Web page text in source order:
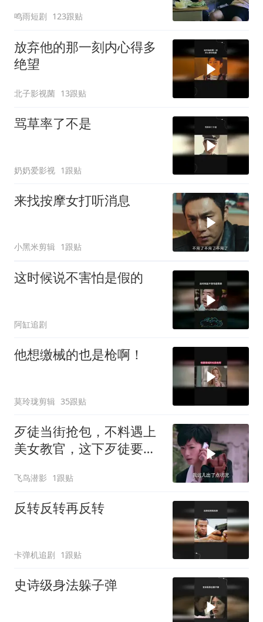
鸣雨短剧 123跟贴
放弃他的那一刻内心得多
绝望
北子影视菌 13跟贴
骂草率了不是
奶奶爱影视 1跟贴
来找按摩女打听消息
小黑米剪辑 1跟贴
这时候说不害怕是假的
阿缸追剧
他想缴械的也是枪啊！
莫玲珑剪辑 35跟贴
歹徒当街抢包，不料遇上
美女教官，这下歹徒要惨
飞鸟潜影 1跟贴
反转反转再反转
卡弹机追剧 1跟贴
史诗级身法躲子弹